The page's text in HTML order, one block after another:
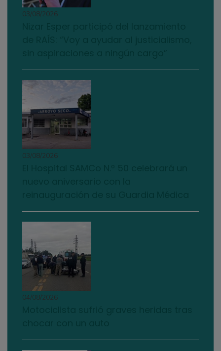
03/08/2026
03/08/2026
04/08/2026